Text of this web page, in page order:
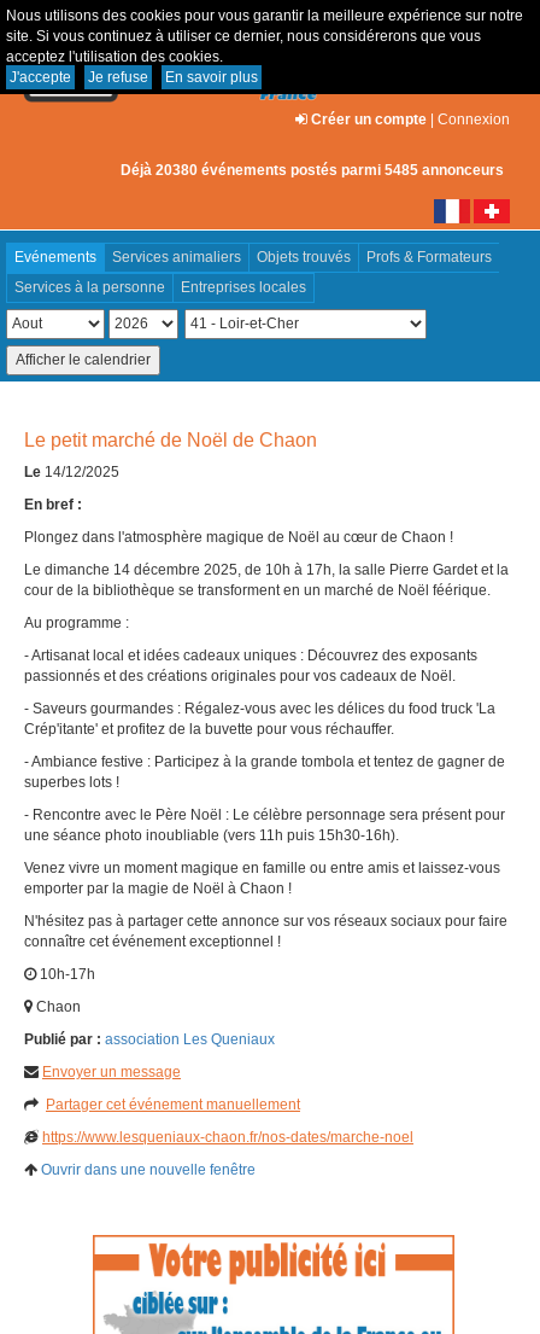
Nous utilisons des cookies pour vous garantir la meilleure expérience sur notre
site. Si vous continuez à utiliser ce dernier, nous considérerons que vous
acceptez l'utilisation des cookies.
J'accepte
Je refuse En savoir plus
Créer un compte | Connexion
Déjà 20380 événements postés parmi 5485 annonceurs
Evénements Services animaliers Objets trouvés
Profs & Formateurs
Services à la personne
Entreprises locales
Le petit marché de Noël de Chaon
Le 14/12/2025
En bref :
Plongez dans l'atmosphère magique de Noël au cœur de Chaon !
Le dimanche 14 décembre 2025, de 10h à 17h, la salle Pierre Gardet et la
cour de la bibliothèque se transforment en un marché de Noël féérique.
Au programme :
- Artisanat local et idées cadeaux uniques : Découvrez des exposants
passionnés et des créations originales pour vos cadeaux de Noël.
- Saveurs gourmandes : Régalez-vous avec les délices du food truck 'La
Crép'itante' et profitez de la buvette pour vous réchauffer.
- Ambiance festive : Participez à la grande tombola et tentez de gagner de
superbes lots !
- Rencontre avec le Père Noël : Le célèbre personnage sera présent pour
une séance photo inoubliable (vers 11h puis 15h30-16h).
Venez vivre un moment magique en famille ou entre amis et laissez-vous
emporter par la magie de Noël à Chaon !
N'hésitez pas à partager cette annonce sur vos réseaux sociaux pour faire
connaître cet événement exceptionnel !
10h-17h
Chaon
Publié par : association Les Queniaux
Envoyer un message
Partager cet événement manuellement
https://www.lesqueniaux-chaon.fr/nos-dates/marche-noel
Ouvrir dans une nouvelle fenêtre